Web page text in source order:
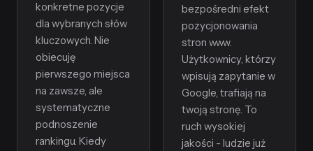
konkretne pozycje
dla wybranych słów
kluczowych. Nie
obiecuję
pierwszego miejsca
na zawsze, ale
systematyczne
podnoszenie
rankingu. Kiedy
bezpośredni efekt
pozycjonowania
stron www.
Użytkownicy, którzy
wpisują zapytanie w
Google, trafiają na
twoją stronę. To
ruch wysokiej
jakości - ludzie już